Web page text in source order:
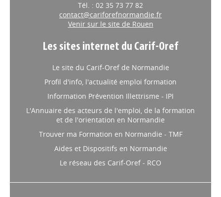
Tél. : 02 35 73 77 82
contact@cariforefnormandie.fr
Venir sur le site de Rouen
Les sites internet du Carif-Oref
Le site du Carif-Oref de Normandie
Profil d'info, l'actualité emploi formation
Information Prévention Illettrisme - IPI
L'Annuaire des acteurs de l'emploi, de la formation
et de l'orientation en Normandie
Trouver ma Formation en Normandie - TMF
Aides et Dispositifs en Normandie
Le réseau des Carif-Oref - RCO